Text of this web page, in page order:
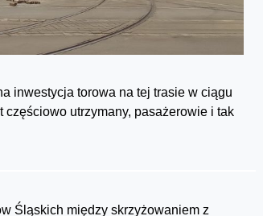
inwestycja torowa na tej trasie w ciągu
utrzymany, pasażerowie i tak
Śląskich między skrzyżowaniem z